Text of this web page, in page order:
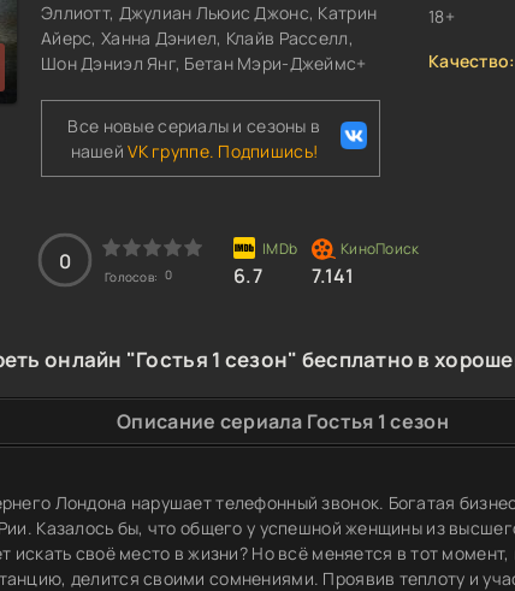
Эллиотт, Джулиан Льюис Джонс, Катрин
Айерс, Ханна Дэниел, Клайв Расселл,
Шон Дэниэл Янг, Бетан Мэри-Джеймс+
Все новые сериалы и сезоны в
нашейVK группе. Подпишись!
0
Голосов: 0 6.7 7.141
18+
Качество:
онлайн "Гостья 1 сезон" бесплатно в
Описание сериала Гостья 1 сезон
Лондона нарушает телефонный звонок. Богатая
Казалось бы, что общего у успешной женщины из
искать своё место в жизни? Но всё меняется в тот
делится своими сомнениями. Проявив теплоту и